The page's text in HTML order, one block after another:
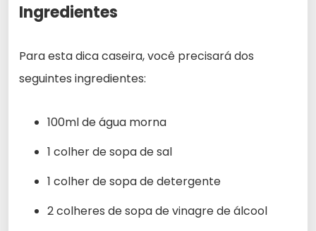
Ingredientes
Para esta dica caseira, você precisará dos
seguintes ingredientes:
100ml de água morna
1 colher de sopa de sal
1 colher de sopa de detergente
2 colheres de sopa de vinagre de álcool